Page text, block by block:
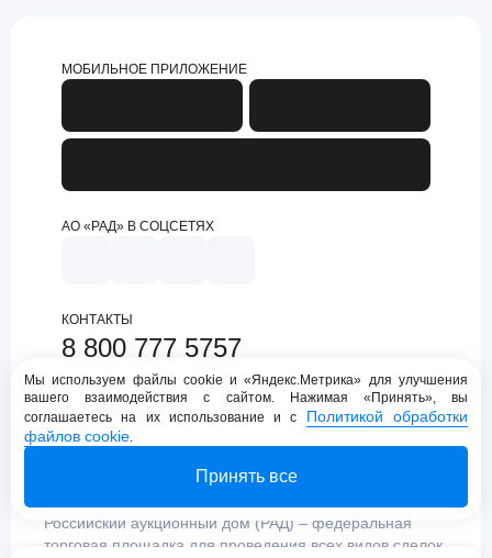
МОБИЛЬНОЕ ПРИЛОЖЕНИЕ
АО «РАД» В СОЦСЕТЯХ
КОНТАКТЫ
8 800 777 5757
support@lot-online.ru
Техническая поддержка
Российский аукционный дом (РАД) – федеральная
торговая площадка для проведения всех видов сделок
Мы используем файлы cookie и «Яндекс.Метрика» для улучшения
вашего взаимодействия с сайтом. Нажимая «Принять», вы
соглашаетесь на их использование и с Политикой обработки
файлов cookie.
Принять все